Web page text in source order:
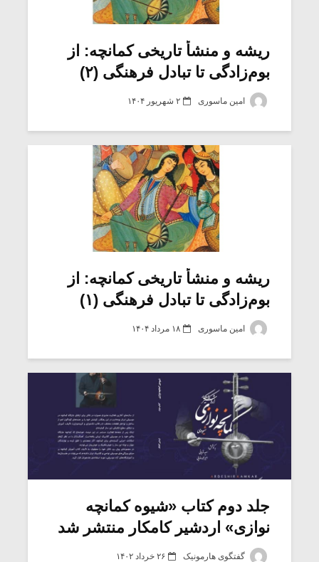
ریشه و منشأ تاریخی کمانچه: از
بوم‌زادگی تا تبادل فرهنگی (۲)
امین ماسوری ۲ شهریور ۱۴۰۴
ریشه و منشأ تاریخی کمانچه: از
بوم‌زادگی تا تبادل فرهنگی (۱)
امین ماسوری ۱۸ مرداد ۱۴۰۴
جلد دوم کتاب «شیوه کمانچه
نوازی» اردشیر کامکار منتشر شد
گفتگوی هارمونیک ۲۶ خرداد ۱۴۰۲
میکلوش روژا
یادداشتی بر موسیقی